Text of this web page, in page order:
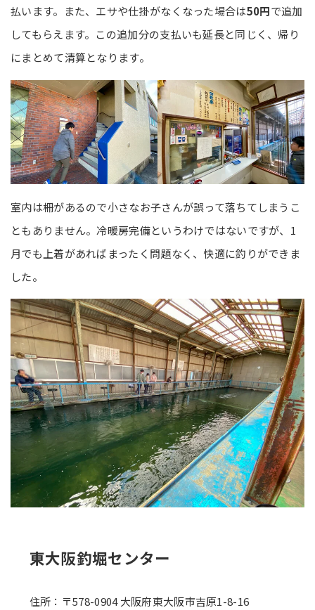
払います。また、エサや仕掛がなくなった場合は50円で追加
してもらえます。この追加分の支払いも延長と同じく、帰り
にまとめて清算となります。
室内は柵があるので小さなお子さんが誤って落ちてしまうこ
ともありません。冷暖房完備というわけではないですが、1
月でも上着があればまったく問題なく、快適に釣りができま
した。
東大阪釣堀センター
住所：〒578-0904 大阪府東大阪市吉原1-8-16